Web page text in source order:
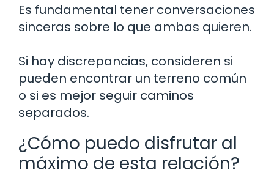
Es fundamental tener conversaciones
sinceras sobre lo que ambas quieren.
Si hay discrepancias, consideren si
pueden encontrar un terreno común
o si es mejor seguir caminos
separados.
¿Cómo puedo disfrutar al
máximo de esta relación?